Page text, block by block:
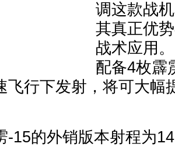
调这款战
其真正优
战术应用
配备4枚霹
飞行下发射，将可大幅
-15的外销版本射程为